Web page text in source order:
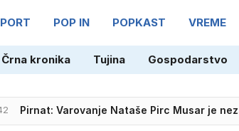
POP IN POPKAST VREME
Črna kronika Tujina Gospodarstvo
Pirnat: Varovanje Nataše Pirc Musar je